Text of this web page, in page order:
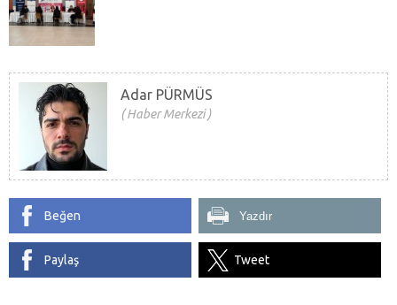
Adar PÜRMÜS
Haber Merkezi
Beğen Yazdır
Paylaş Tweet